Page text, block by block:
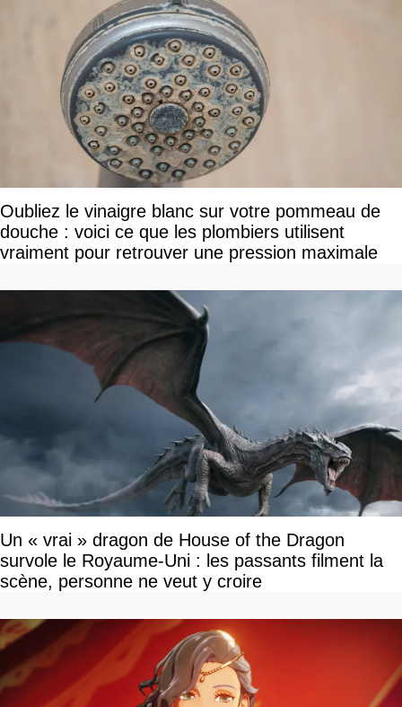
Oubliez le vinaigre blanc sur votre pommeau de
douche : voici ce que les plombiers utilisent
vraiment pour retrouver une pression maximale
Un « vrai » dragon de House of the Dragon
survole le Royaume-Uni : les passants filment la
scène, personne ne veut y croire